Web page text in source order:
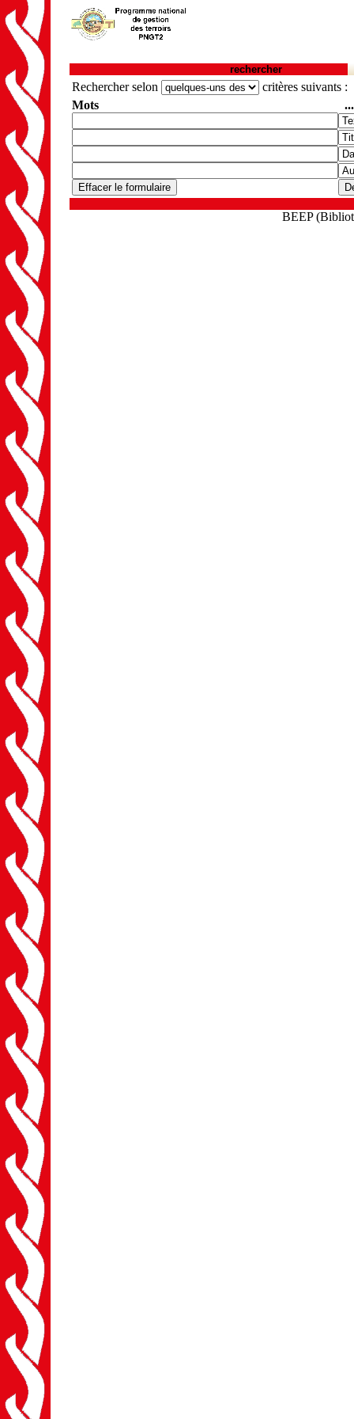
rechercher
Rechercher selon
critères suivants :
Mots
BEEP